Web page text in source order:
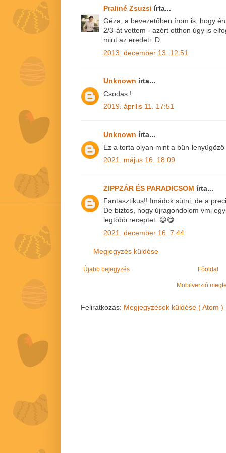
Praliné Zsuzsi írta...
Géza, a bevezetőben írom is, hogy
2/3-át vettem - azért otthon úgy is
mint az eredeti :D
2013. december 13. 12:51
Unknown írta...
Csodas !
2019. április 11. 17:51
Unknown írta...
Ez a torta olyan mint a bün-
2021. május 16. 18:09
ZIPPZÁR ÉS PARADICSOM írta...
Fantasztikus!! Imádok sütni, de a
De biztos, hogy újragondolom vmi
legtöbb receptet. 😀😋
2021. december 16. 7:44
Megjegyzés küldése
Újabb bejegyzés Főoldal
Mobilverzió
Feliratkozás: Megjegyzések küldése ( Atom )